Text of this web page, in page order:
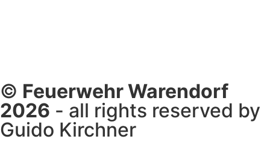
© Feuerwehr Warendorf
2026 - all rights reserved by
Guido Kirchner